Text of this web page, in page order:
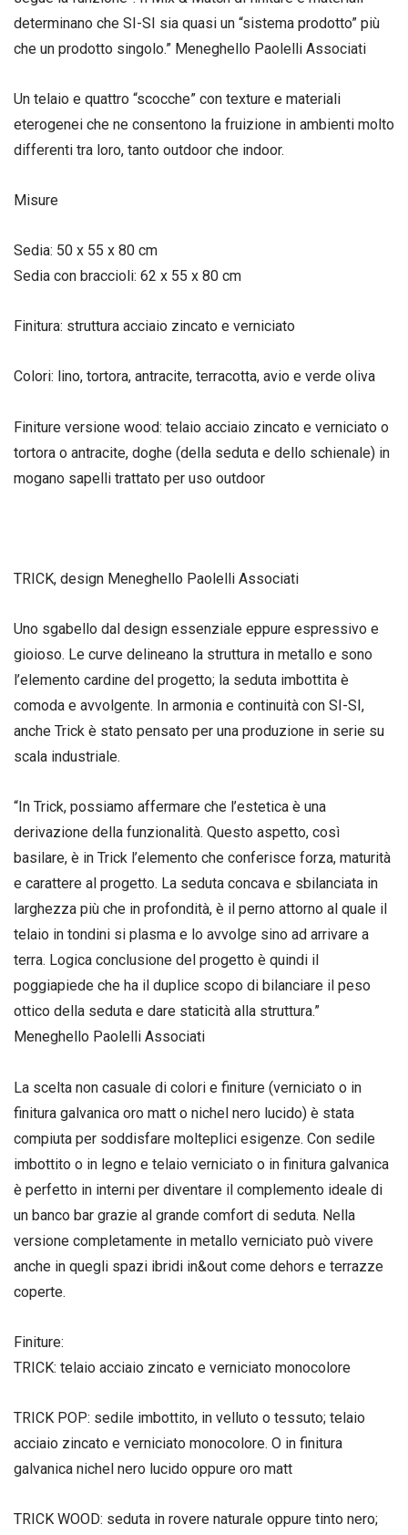
determinano che SI-SI sia quasi un “sistema prodotto” più
che un prodotto singolo.” Meneghello Paolelli Associati
Un telaio e quattro “scocche” con texture e materiali
eterogenei che ne consentono la fruizione in ambienti molto
differenti tra loro, tanto outdoor che indoor.
Misure
Sedia: 50 x 55 x 80 cm
Sedia con braccioli: 62 x 55 x 80 cm
Finitura: struttura acciaio zincato e verniciato
Colori: lino, tortora, antracite, terracotta, avio e verde oliva
Finiture versione wood: telaio acciaio zincato e verniciato o
tortora o antracite, doghe (della seduta e dello schienale) in
mogano sapelli trattato per uso outdoor
TRICK, design Meneghello Paolelli Associati
Uno sgabello dal design essenziale eppure espressivo e
gioioso. Le curve delineano la struttura in metallo e sono
l’elemento cardine del progetto; la seduta imbottita è
comoda e avvolgente. In armonia e continuità con SI-SI,
anche Trick è stato pensato per una produzione in serie su
scala industriale.
“In Trick, possiamo affermare che l’estetica è una
derivazione della funzionalità. Questo aspetto, così
basilare, è in Trick l’elemento che conferisce forza, maturità
e carattere al progetto. La seduta concava e sbilanciata in
larghezza più che in profondità, è il perno attorno al quale il
telaio in tondini si plasma e lo avvolge sino ad arrivare a
terra. Logica conclusione del progetto è quindi il
poggiapiede che ha il duplice scopo di bilanciare il peso
ottico della seduta e dare staticità alla struttura.”
Meneghello Paolelli Associati
La scelta non casuale di colori e finiture (verniciato o in
finitura galvanica oro matt o nichel nero lucido) è stata
compiuta per soddisfare molteplici esigenze. Con sedile
imbottito o in legno e telaio verniciato o in finitura galvanica
è perfetto in interni per diventare il complemento ideale di
un banco bar grazie al grande comfort di seduta. Nella
versione completamente in metallo verniciato può vivere
anche in quegli spazi ibridi in&out come dehors e terrazze
coperte.
Finiture:
TRICK: telaio acciaio zincato e verniciato monocolore
TRICK POP: sedile imbottito, in velluto o tessuto; telaio
acciaio zincato e verniciato monocolore. O in finitura
galvanica nichel nero lucido oppure oro matt
TRICK WOOD: seduta in rovere naturale oppure tinto nero;